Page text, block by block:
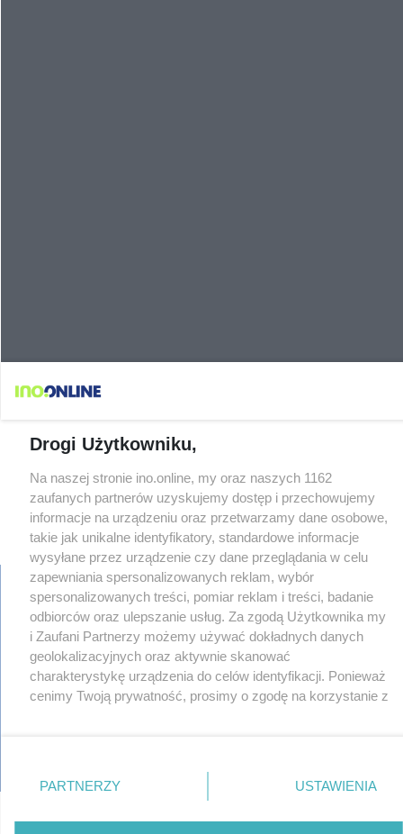
regulamin
reklama
redakcja
pliki cookies
prywatność
© copyright 2000-2026 Ino-online Media
Drogi Użytkowniku,
Na naszej stronie ino.online, my oraz naszych 1162
zaufanych partnerów uzyskujemy dostęp i przechowujemy
informacje na urządzeniu oraz przetwarzamy dane osobowe,
takie jak unikalne identyfikatory, standardowe informacje
wysyłane przez urządzenie czy dane przeglądania w celu
zapewniania spersonalizowanych reklam, wybór
spersonalizowanych treści, pomiar reklam i treści, badanie
odbiorców oraz ulepszanie usług. Za zgodą Użytkownika my
i Zaufani Partnerzy możemy używać dokładnych danych
geolokalizacyjnych oraz aktywnie skanować
charakterystykę urządzenia do celów identyfikacji. Ponieważ
cenimy Twoją prywatność, prosimy o zgodę na korzystanie z
. Niektóre rodzaje przetwarzania
danych nie wymagają zgody użytkownika, ale masz prawo
PARTNERZY USTAWIENIA